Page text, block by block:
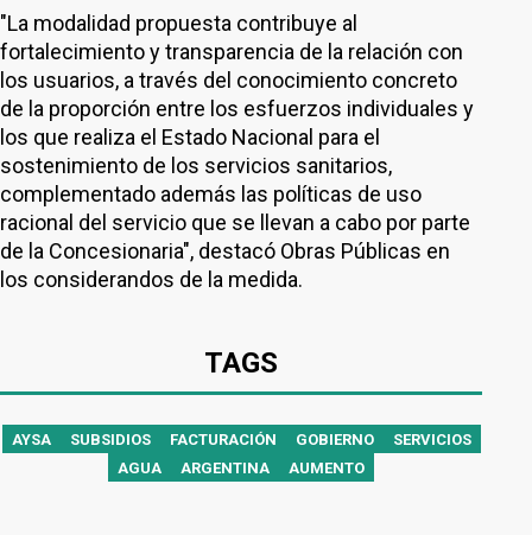
"La modalidad propuesta contribuye al
fortalecimiento y transparencia de la relación con
los usuarios, a través del conocimiento concreto
de la proporción entre los esfuerzos individuales y
los que realiza el Estado Nacional para el
sostenimiento de los servicios sanitarios,
complementado además las políticas de uso
racional del servicio que se llevan a cabo por parte
de la Concesionaria", destacó Obras Públicas en
los considerandos de la medida.
TAGS
AYSA SUBSIDIOS FACTURACIÓN GOBIERNO
SERVICIOS
AGUA
ARGENTINA AUMENTO